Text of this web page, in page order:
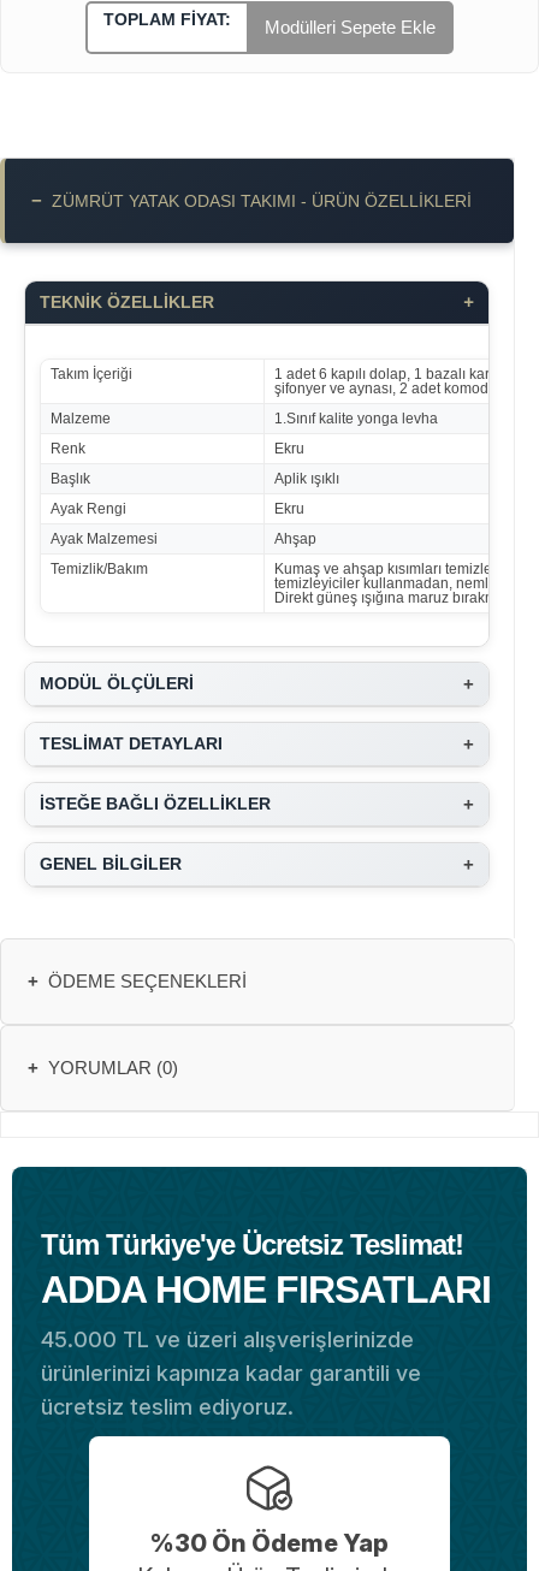
TOPLAM FIYAT: Modülleri Sepete Ekle
− ZÜMRÜT YATAK ODASI TAKIMI - ÜRÜN ÖZELLIKLERI
TEKNİK ÖZELLİKLER +
Takım İçeriği
1 adet 6 kapılı dolap, 1 bazalı karyola
şifonyer ve aynası, 2 adet komodin
Malzeme
1.Sınıf kalite yonga levha
Renk
Ekru
Başlık
Aplik ışıklı
Ayak Rengi
Ekru
Ayak Malzemesi
Ahşap
Temizlik/Bakım
Kumaş ve ahşap kısımları temizlemek
temizleyiciler kullanmadan, nemli bez
Direkt güneş ışığına maruz bırakmayınız.
MODÜL ÖLÇÜLERİ +
TESLİMAT DETAYLARI +
İSTEĞE BAĞLI ÖZELLİKLER +
GENEL BİLGİLER +
+ ÖDEME SEÇENEKLERI
+ YORUMLAR (0)
Tüm Türkiye'ye Ücretsiz Teslimat!
ADDA HOME FIRSATLARI
45.000 TL ve üzeri alışverişlerinizde
ürünlerinizi kapınıza kadar garantili ve
ücretsiz teslim ediyoruz.
%30 Ön Ödeme Yap